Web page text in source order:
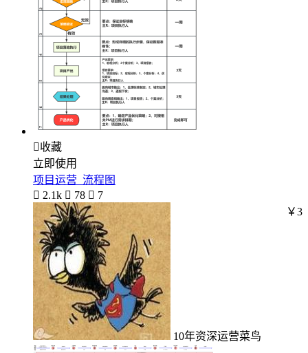
收藏
立即使用
项目运营_流程图
 2.1k  78  7
10年资深运营菜鸟
￥3